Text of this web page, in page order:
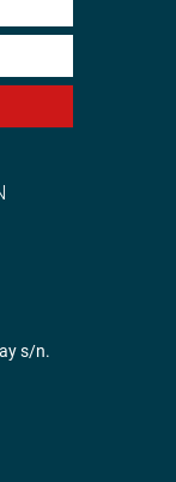
s/n.